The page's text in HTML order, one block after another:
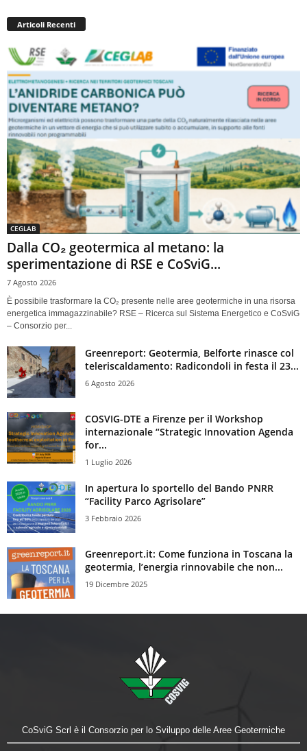
Articoli Recenti
CEGLAB
Dalla CO₂ geotermica al metano: la
sperimentazione di RSE e CoSviG...
7 Agosto 2026
È possibile trasformare la CO₂ presente nelle aree geotermiche in una risorsa
energetica immagazzinabile? RSE – Ricerca sul Sistema Energetico e CoSviG
– Consorzio per...
Greenreport: Geotermia, Belforte rinasce col
teleriscaldamento: Radicondoli in festa il 23...
6 Agosto 2026
COSVIG-DTE a Firenze per il Workshop
internazionale “Strategic Innovation Agenda
for...
1 Luglio 2026
In apertura lo sportello del Bando PNRR
“Facility Parco Agrisolare”
3 Febbraio 2026
Greenreport.it: Come funziona in Toscana la
geotermia, l’energia rinnovabile che non...
19 Dicembre 2025
CoSviG Scrl è il Consorzio per lo Sviluppo delle Aree Geotermiche